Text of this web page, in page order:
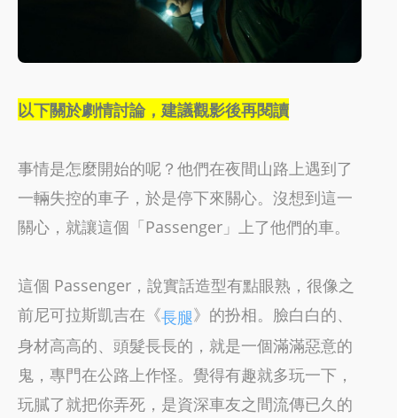
以下關於劇情討論，建議觀影後再閱讀
事情是怎麼開始的呢？他們在夜間山路上遇到了
一輛失控的車子，於是停下來關心。沒想到這一
關心，就讓這個「Passenger」上了他們的車。
這個 Passenger，說實話造型有點眼熟，很像之
前尼可拉斯凱吉在《長腿》的扮相。臉白白的、
身材高高的、頭髮長長的，就是一個滿滿惡意的
鬼，專門在公路上作怪。覺得有趣就多玩一下，
玩膩了就把你弄死，是資深車友之間流傳已久的